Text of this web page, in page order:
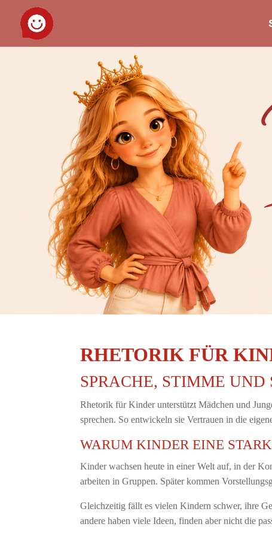
RHETORIK FÜR
SPRACHE, STIMME
Rhetorik für Kinder unterstützt Mädchen und
sprechen. So entwickeln sie Vertrauen in die
WARUM KINDER EINE
Kinder wachsen heute in einer Welt auf, in der
arbeiten in Gruppen. Später kommen
Gleichzeitig fällt es vielen Kindern schwer, ihre
andere haben viele Ideen, finden aber nicht die